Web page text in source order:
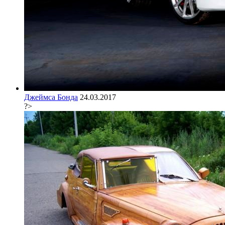
Джеймса Бонда 24.03.2017
?>